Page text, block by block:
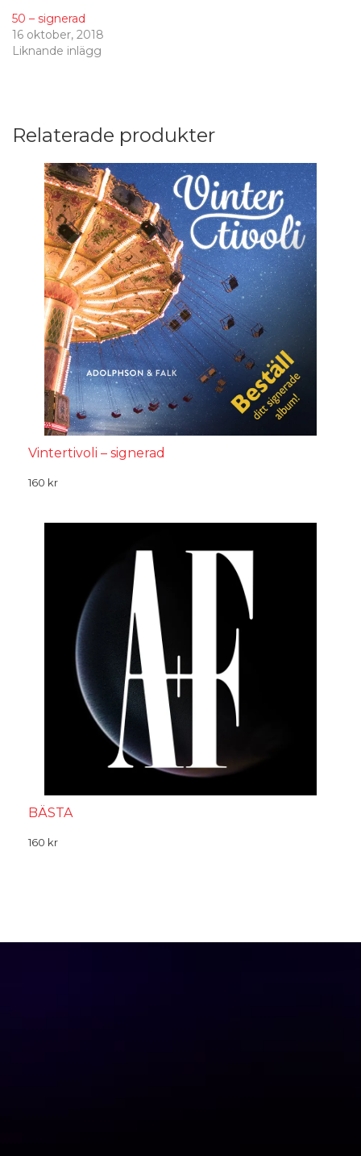
50 – signerad
16 oktober, 2018
Liknande inlägg
Relaterade produkter
Vintertivoli – signerad
160 kr
BÄSTA
160 kr